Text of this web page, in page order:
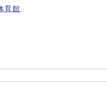
育館